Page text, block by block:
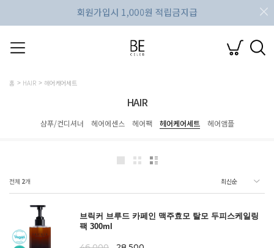
홈 HAIR 헤어케어세트
HAIR
샴푸/컨디셔너 헤어에센스 헤어팩 헤어케어세트 헤어앰플
전체 2개
브릭커 브루드 카페인 맥주효모 탈모 두피스케일링
팩 300ml